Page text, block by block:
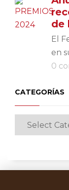
de
El
en
0
CATEGORÍAS